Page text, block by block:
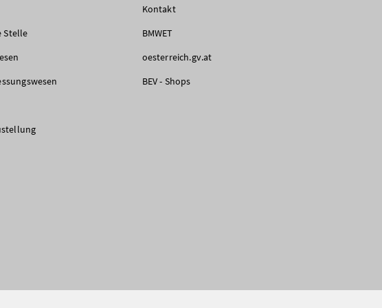
Stelle
Kontakt
BMWET
oesterreich.gv.at
BEV - Shops